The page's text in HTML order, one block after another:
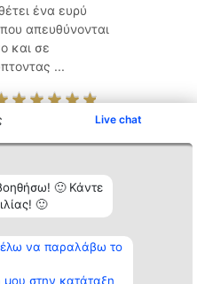
Live chat
🙂 Κάντε
🙂
να παραλάβω το
στην κατάταξη
ένα ευρύ
απευθύνονται
και σε
...
Επικοινωνία